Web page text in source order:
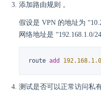
添加路由规则 。
假设是 VPN 的地址为
网络地址是 “192.168.1.0/
route add 192.168.1.0
测试是否可以正常访问私有